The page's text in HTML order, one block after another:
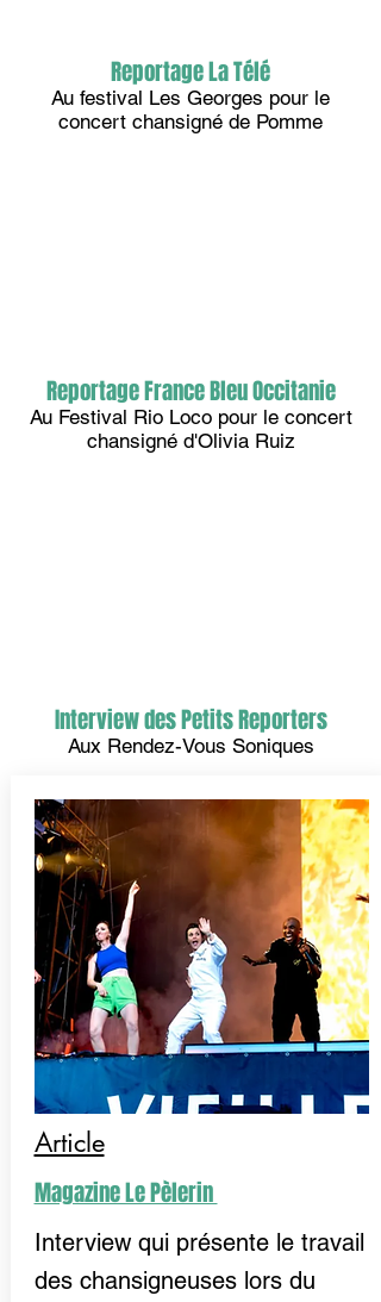
Reportage La Télé
Au festival Les Georges pour le
concert chansigné de Pomme
Reportage France Bleu Occitanie
Au Festival Rio Loco pour le concert
chansigné d'Olivia Ruiz
Interview des Petits Reporters
Aux Rendez-Vous Soniques
Article
Magazine Le Pèlerin
Interview qui présente le travail
des chansigneuses lors du